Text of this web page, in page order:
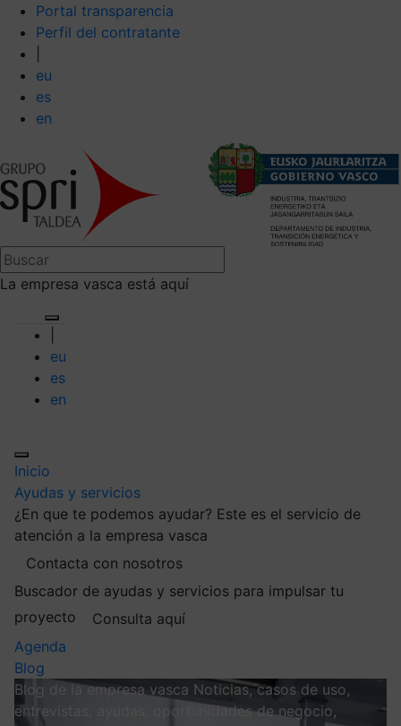
Portal transparencia
Perfil del contratante
eu
es
en
La empresa vasca está aquí
eu
es
en
Inicio
Ayudas y servicios
¿En que te podemos ayudar? Este es el servicio de
atención a la empresa vasca
Contacta con nosotros
Buscador de ayudas y servicios para impulsar tu
proyecto
Consulta aquí
Agenda
Blog
Blog de la empresa vasca Noticias, casos de uso,
entrevistas, ayudas, oportunidades de negocio,